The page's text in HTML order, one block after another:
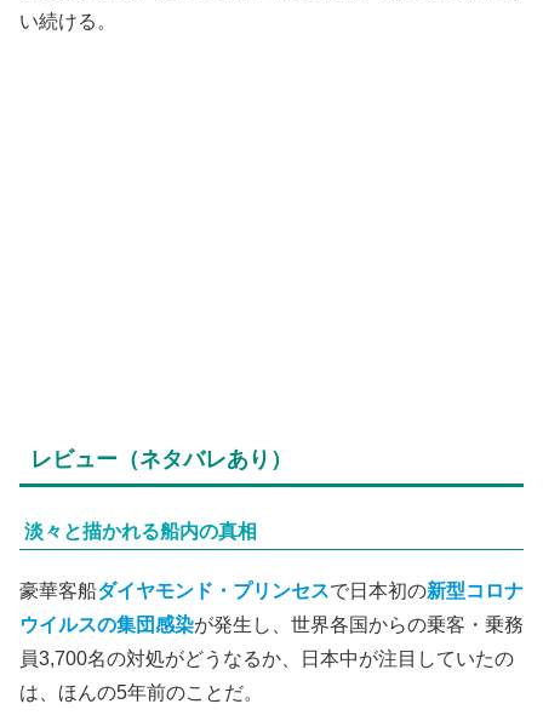
い続ける。
レビュー（ネタバレあり）
淡々と描かれる船内の真相
豪華客船ダイヤモンド・プリンセスで日本初の新型コロナ
ウイルスの集団感染が発生し、世界各国からの乗客・乗務
員3,700名の対処がどうなるか、日本中が注目していたの
は、ほんの5年前のことだ。